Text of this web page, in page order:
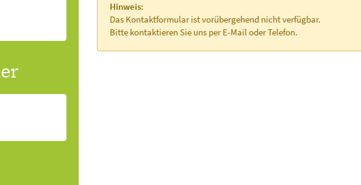
Hinweis:
Das Kontaktformular ist vorübergehend nicht verfügbar.
Bitte kontaktieren Sie uns per E-Mail oder Telefon.